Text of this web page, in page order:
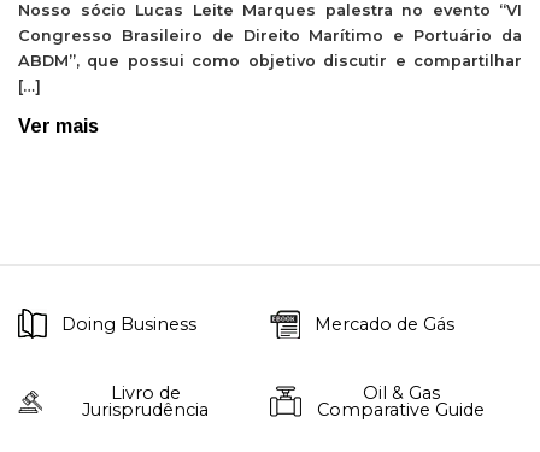
Nosso sócio Lucas Leite Marques palestra no evento “VI
Congresso Brasileiro de Direito Marítimo e Portuário da
ABDM”, que possui como objetivo discutir e compartilhar
[…]
Ver mais
Doing Business Mercado de Gás
Livro de
Jurisprudência
Oil & Gas
Comparative Guide